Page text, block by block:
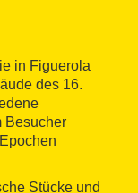
in Figuerola
des 16.
Besucher
Stücke und